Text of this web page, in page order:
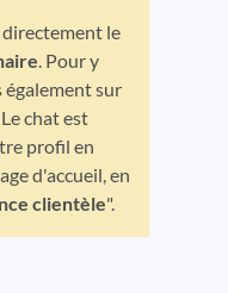
directement le
. Pour y
également sur
chat est
profil en
d'accueil, en
clientèle".